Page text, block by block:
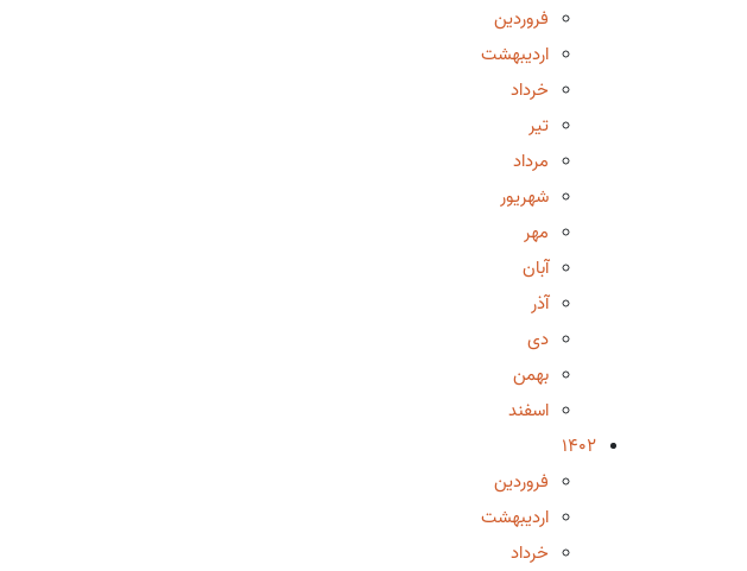
فروردین
اردیبهشت
خرداد
تیر
مرداد
شهریور
مهر
آبان
آذر
دی
بهمن
اسفند
1402
فروردین
اردیبهشت
خرداد